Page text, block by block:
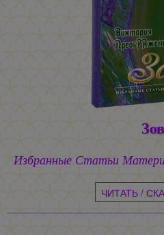
Зов
Избранные Статьи
ЧИТАТЬ /